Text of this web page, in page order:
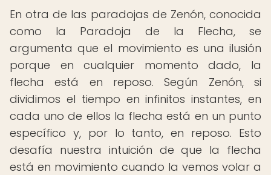
En otra de las paradojas de Zenón, conocida
como la Paradoja de la Flecha, se
argumenta que el movimiento es una ilusión
porque en cualquier momento dado, la
flecha está en reposo. Según Zenón, si
dividimos el tiempo en infinitos instantes, en
cada uno de ellos la flecha está en un punto
específico y, por lo tanto, en reposo. Esto
desafía nuestra intuición de que la flecha
está en movimiento cuando la vemos volar a